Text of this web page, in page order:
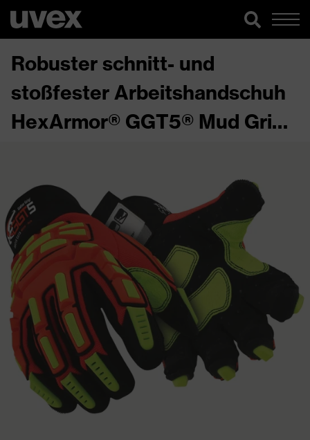
Robuster schnitt- und
stoßfester Arbeitshandschuh
HexArmor® GGT5® Mud Grip®